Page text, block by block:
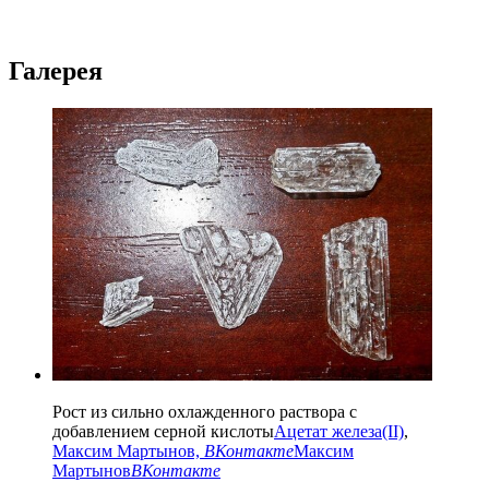
Галерея
Рост из сильно охлажденного раствора с
добавлением серной кислотыАцетат железа(II),
Максим Мартынов, ВКонтактеМаксим
МартыновВКонтакте